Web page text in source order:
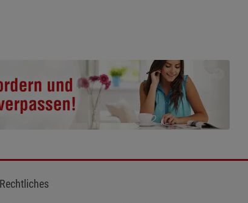
Rechtliches